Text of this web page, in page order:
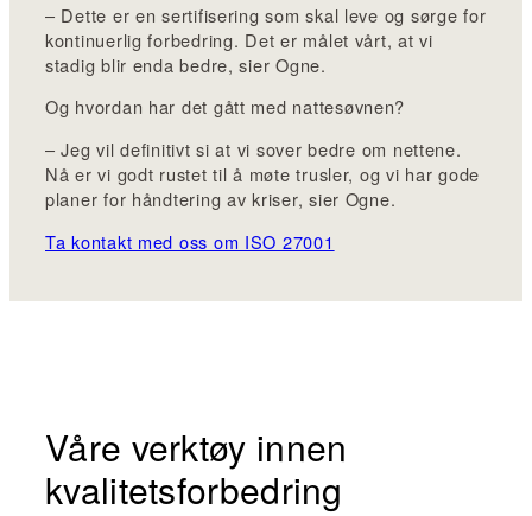
– Dette er en sertifisering som skal leve og sørge for
kontinuerlig forbedring. Det er målet vårt, at vi
stadig blir enda bedre, sier Ogne.
Og hvordan har det gått med nattesøvnen?
– Jeg vil definitivt si at vi sover bedre om nettene.
Nå er vi godt rustet til å møte trusler, og vi har gode
planer for håndtering av kriser, sier Ogne.
Ta kontakt med oss om ISO 27001
Våre verktøy innen
kvalitetsforbedring